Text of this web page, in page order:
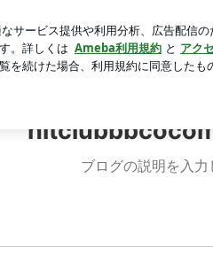
ミワンピ
ブログの説明を入力